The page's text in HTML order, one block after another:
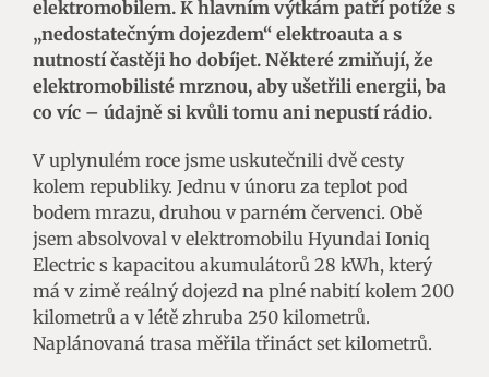
elektromobilem. K hlavním výtkám patří potíže s
„nedostatečným dojezdem“ elektroauta a s
nutností častěji ho dobíjet. Některé zmiňují, že
elektromobilisté mrznou, aby ušetřili energii, ba
co víc – údajně si kvůli tomu ani nepustí rádio.
V uplynulém roce jsme uskutečnili dvě cesty
kolem republiky. Jednu v únoru za teplot pod
bodem mrazu, druhou v parném červenci. Obě
jsem absolvoval v elektromobilu Hyundai Ioniq
Electric s kapacitou akumulátorů 28 kWh, který
má v zimě reálný dojezd na plné nabití kolem 200
kilometrů a v létě zhruba 250 kilometrů.
Naplánovaná trasa měřila třináct set kilometrů.